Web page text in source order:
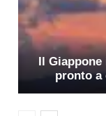
Il Giappone
pronto a